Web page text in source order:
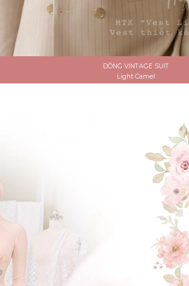
DÒNG VINTAGE SUIT
Light Camel
ĐẶT LỊCH HẸN